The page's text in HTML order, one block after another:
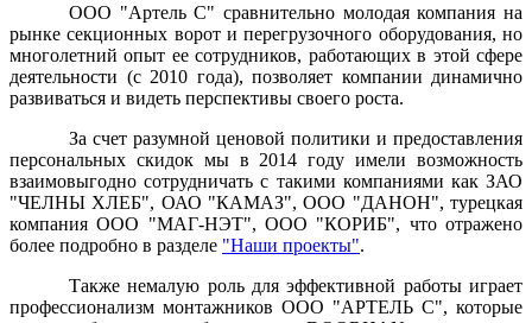
ООО "Артель С" сравнительно молодая компания на
рынке секционных ворот и перегрузочного оборудования, но
многолетний опыт ее сотрудников, работающих в этой сфере
деятельности (с 2010 года), позволяет компании динамично
развиваться и видеть перспективы своего роста.
За счет разумной ценовой политики и предоставления
персональных скидок мы в 2014 году имели возможность
взаимовыгодно сотрудничать с такими компаниями как ЗАО
"ЧЕЛНЫ ХЛЕБ", ОАО "КАМАЗ", ООО "ДАНОН", турецкая
компания ООО "МАГ-НЭТ", ООО "КОРИБ", что отражено
более подробно в разделе "Наши проекты".
Также немалую роль для эффективной работы играет
профессионализм монтажников ООО "АРТЕЛЬ С", которые